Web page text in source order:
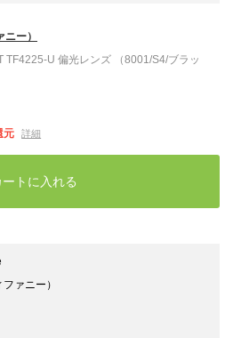
ニー）
TF4225-U 偏光レンズ （8001/S4/ブラッ
元 詳細
ートに入れる
ファニー）